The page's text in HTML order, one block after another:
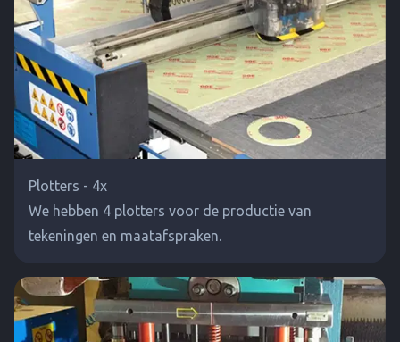
Plotters - 4x
We hebben 4 plotters voor de productie van
tekeningen en maatafspraken.